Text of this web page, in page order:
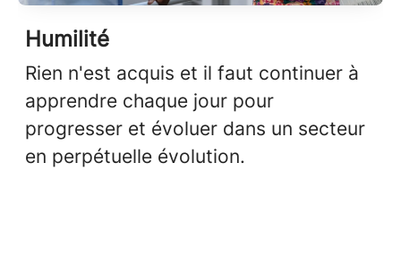
Humilité
Rien n'est acquis et il faut continuer à
apprendre chaque jour pour
progresser et évoluer dans un secteur
en perpétuelle évolution.